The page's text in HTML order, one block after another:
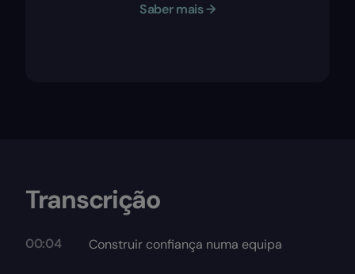
Saber mais →
Transcrição
00:04 Construir confiança numa equipa